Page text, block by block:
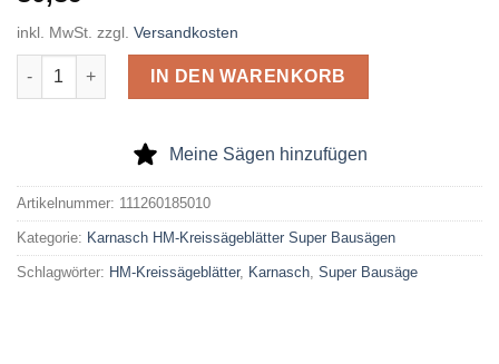
inkl. MwSt. zzgl. Versandkosten
Karnasch HM-Kreissägeblatt Super Bausäge 185 x 2,8 x 20/16
IN DEN WARENKORB
Meine Sägen hinzufügen
Artikelnummer: 111260185010
Kategorie: Karnasch HM-Kreissägeblätter Super Bausägen
Schlagwörter: HM-Kreissägeblätter, Karnasch Super Bausäge